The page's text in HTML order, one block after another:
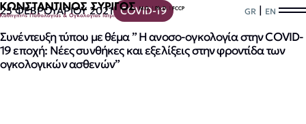
GR | EN
25 ΦΕΒΡΟΥΑΡΙΟΥ 2021 COVID-19
Συνέντευξη τύπου με θέμα ” Η ανοσο-ογκολογία στην COVID-
19 εποχή: Νέες συνθήκες και εξελίξεις στην φροντίδα των
ογκολογικών ασθενών”